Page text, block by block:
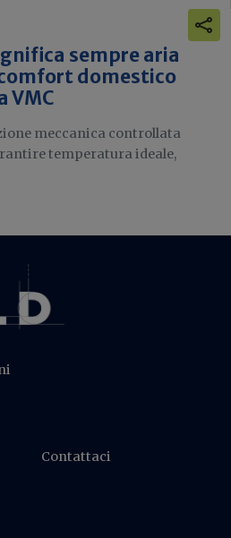
sempre aria
domestico
VMC
meccanica controllata
temperatura ideale,
Contattaci